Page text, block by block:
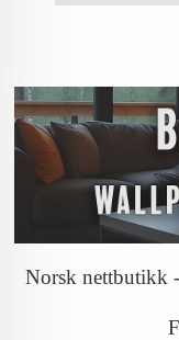
Norsk nettbutikk